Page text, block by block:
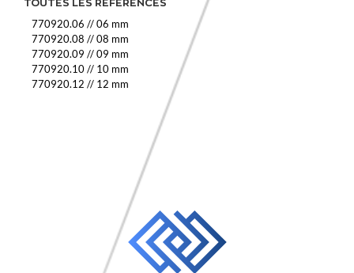
770920.06 //06 mm
770920.08 //08 mm
770920.09 //09 mm
770920.10// 10 mm
770920.12 // 12 mm